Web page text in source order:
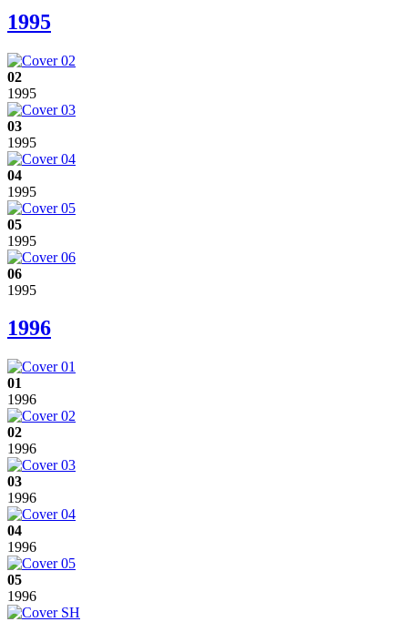
1995
02
1995
03
1995
04
1995
05
1995
06
1995
1996
01
1996
02
1996
03
1996
04
1996
05
1996